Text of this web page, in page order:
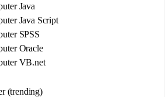
Java
Java Script
SPSS
Oracle
VB.net
(trending)